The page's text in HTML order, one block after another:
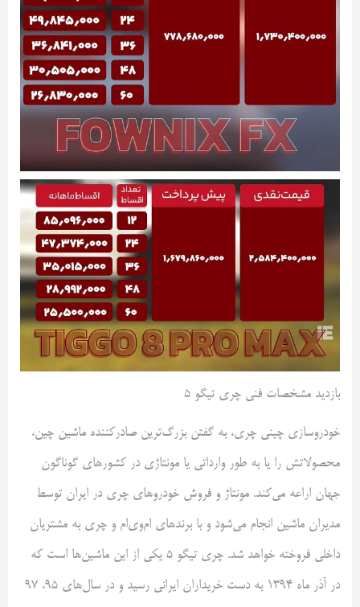
بازدید مشخصات فنی چری تیگو ۵
خودروسازی چینی چری، به گفتن بزرگ‌ترین صادرکننده ماشین چین،
محصولاتش را یا به طور وارداتی یا مونتاژی در کشورهای گوناگون
جهان اراعه می‌کند. مونتاژ و فروش خودروهای چری در ایران توسط
مدیران ماشین انجام می‌شود و با برندهای ام‌وی‌ام و چری به مشتریان
داخلی فروخته خواهد شد. چری تیگو ۵ یکی از این ماشین‌ها است که
در آذر ماه ۱۳۹۴ به دست خریداران ایرانی رسید و در سال‌های ۹۵، ۹۷